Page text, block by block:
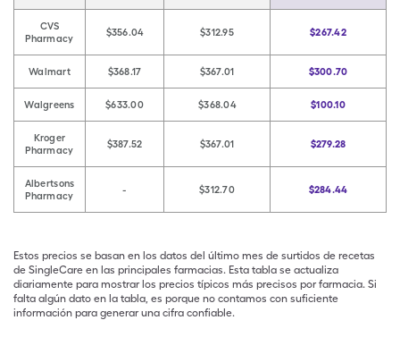
CVS
Pharmacy
$356.04 $312.95 $267.42
Walmart $368.17 $367.01 $300.70
Walgreens $633.00 $368.04 $100.10
Kroger
Pharmacy
$387.52 $367.01 $279.28
Albertsons
Pharmacy
- $312.70 $284.44
Estos precios se basan en los datos del último mes de surtidos de recetas
de SingleCare en las principales farmacias. Esta tabla se actualiza
diariamente para mostrar los precios típicos más precisos por farmacia. Si
falta algún dato en la tabla, es porque no contamos con suficiente
información para generar una cifra confiable.